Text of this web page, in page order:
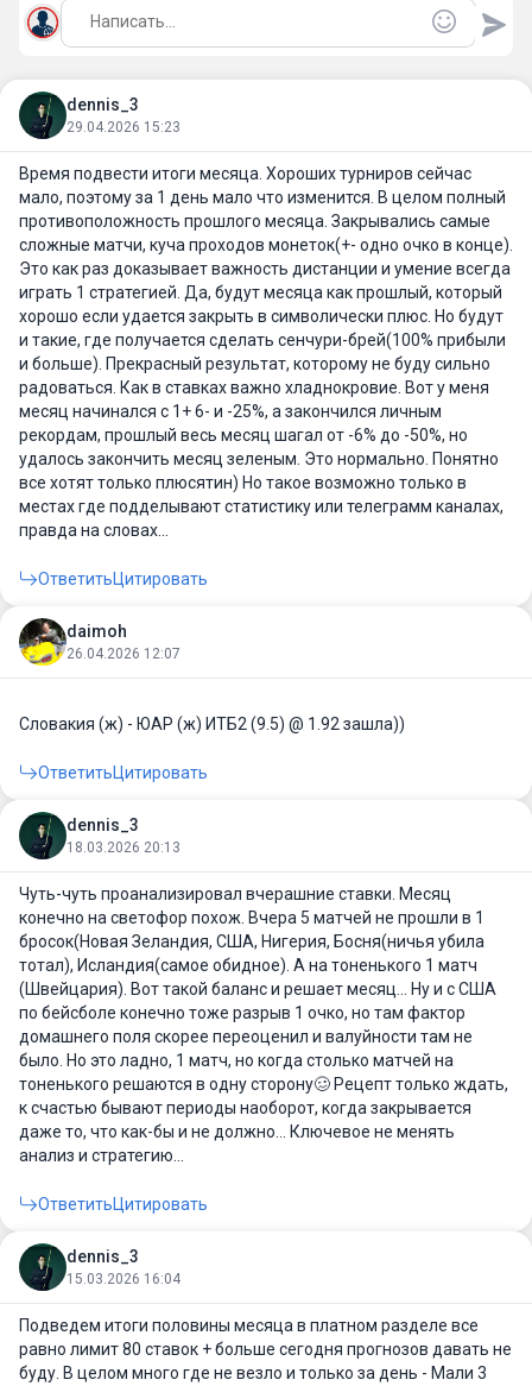
dennis_3
29.04.2026 15:23
Время подвести итоги месяца. Хороших турниров сейчас
мало, поэтому за 1 день мало что изменится. В целом полный
противоположность прошлого месяца. Закрывались самые
сложные матчи, куча проходов монеток(+- одно очко в конце).
Это как раз доказывает важность дистанции и умение всегда
играть 1 стратегией. Да, будут месяца как прошлый, который
хорошо если удается закрыть в символически плюс. Но будут
и такие, где получается сделать сенчури-брей(100% прибыли
и больше). Прекрасный результат, которому не буду сильно
радоваться. Как в ставках важно хладнокровие. Вот у меня
месяц начинался с 1+ 6- и -25%, а закончился личным
рекордам, прошлый весь месяц шагал от -6% до -50%, но
удалось закончить месяц зеленым. Это нормально. Понятно
все хотят только плюсятин) Но такое возможно только в
местах где подделывают статистику или телеграмм каналах,
правда на словах...
ОтветитьЦитировать
daimoh
26.04.2026 12:07
Словакия (ж) - ЮАР (ж) ИТБ2 (9.5) @ 1.92 зашла))
ОтветитьЦитировать
dennis_3
18.03.2026 20:13
Чуть-чуть проанализировал вчерашние ставки. Месяц
конечно на светофор похож. Вчера 5 матчей не прошли в 1
бросок(Новая Зеландия, США, Нигерия, Босня(ничья убила
тотал), Исландия(самое обидное). А на тоненького 1 матч
(Швейцария). Вот такой баланс и решает месяц... Ну и с США
по бейсболе конечно тоже разрыв 1 очко, но там фактор
домашнего поля скорее переоценил и валуйности там не
было. Но это ладно, 1 матч, но когда столько матчей на
тоненького решаются в одну сторону🥴 Рецепт только ждать,
к счастью бывают периоды наоборот, когда закрывается
даже то, что как-бы и не должно... Ключевое не менять
анализ и стратегию...
ОтветитьЦитировать
dennis_3
15.03.2026 16:04
Подведем итоги половины месяца в платном разделе все
равно лимит 80 ставок + больше сегодня прогнозов давать не
буду. В целом много где не везло и только за день - Мали 3